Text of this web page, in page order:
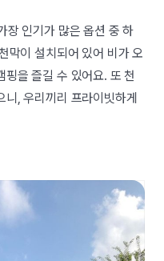
장 인기가 많은 옵션 중 하
막이 설치되어 있어 비가 오
을 즐길 수 있어요. 또 천
, 우리끼리 프라이빗하게